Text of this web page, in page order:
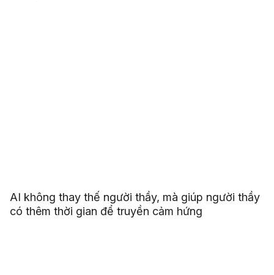
AI không thay thế người thầy, mà giúp người thầy
có thêm thời gian để truyền cảm hứng